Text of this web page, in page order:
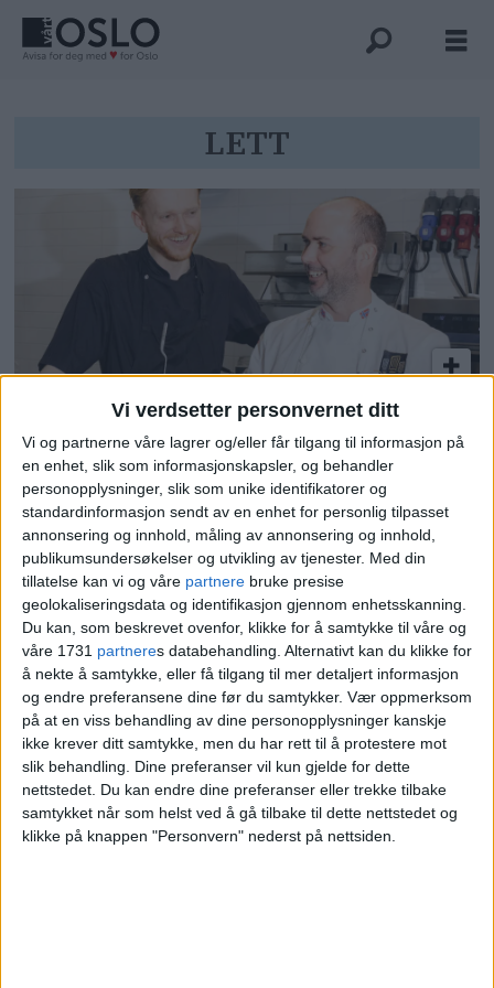
Vi verdsetter personvernet ditt
Vi og partnerne våre lagrer og/eller får tilgang til informasjon på
en enhet, slik som informasjonskapsler, og behandler
personopplysninger, slik som unike identifikatorer og
standardinformasjon sendt av en enhet for personlig tilpasset
annonsering og innhold, måling av annonsering og innhold,
publikumsundersøkelser og utvikling av tjenester. Med din
tillatelse kan vi og våre partnere bruke presise
geolokaliseringsdata og identifikasjon gjennom enhetsskanning.
Du kan, som beskrevet ovenfor, klikke for å samtykke til våre og
våre 1731 partneres databehandling. Alternativt kan du klikke for
å nekte å samtykke, eller få tilgang til mer detaljert informasjon
og endre preferansene dine før du samtykker. Vær oppmerksom
på at en viss behandling av dine personopplysninger kanskje
ikke krever ditt samtykke, men du har rett til å protestere mot
slik behandling. Dine preferanser vil kun gjelde for dette
nettstedet. Du kan endre dine preferanser eller trekke tilbake
samtykket når som helst ved å gå tilbake til dette nettstedet og
klikke på knappen "Personvern" nederst på nettsiden.
LETT
Fem nye restauranter åpner på
Aker Brygge: – Dette er en veldig
personlig historie
Knut (33) drømte om et
grønnere mattilbud. Nå